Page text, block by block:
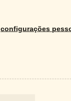
configurações